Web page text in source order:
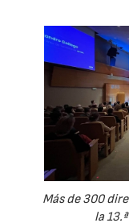
Más de 300
la